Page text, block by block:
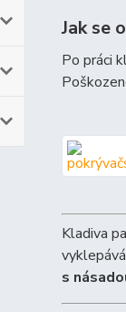
Jak se
Po práci
Kladiva
s